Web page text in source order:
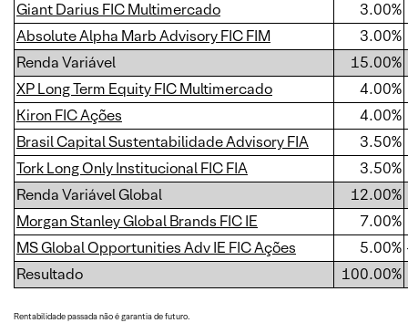
Giant Darius FIC Multimercado
3.00%
Absolute Alpha Marb Advisory FIC FIM
3.00%
Renda Variável
15.00%
XP Long Term Equity FIC Multimercado
4.00%
Kiron FIC Ações
4.00%
Brasil Capital Sustentabilidade Advisory FIA
3.50%
Tork Long Only Institucional FIC FIA
3.50%
Renda Variável Global
12.00%
Morgan Stanley Global Brands FIC IE
7.00%
MS Global Opportunities Adv IE FIC Ações
5.00%
Resultado
100.00%
Rentabilidade passada não é garantia de futuro.